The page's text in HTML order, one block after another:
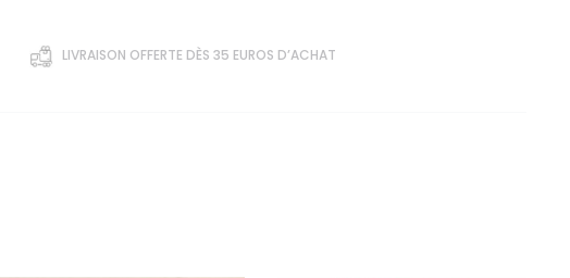
LIVRAISON OFFERTE DÈS 35 EUROS D’ACHAT